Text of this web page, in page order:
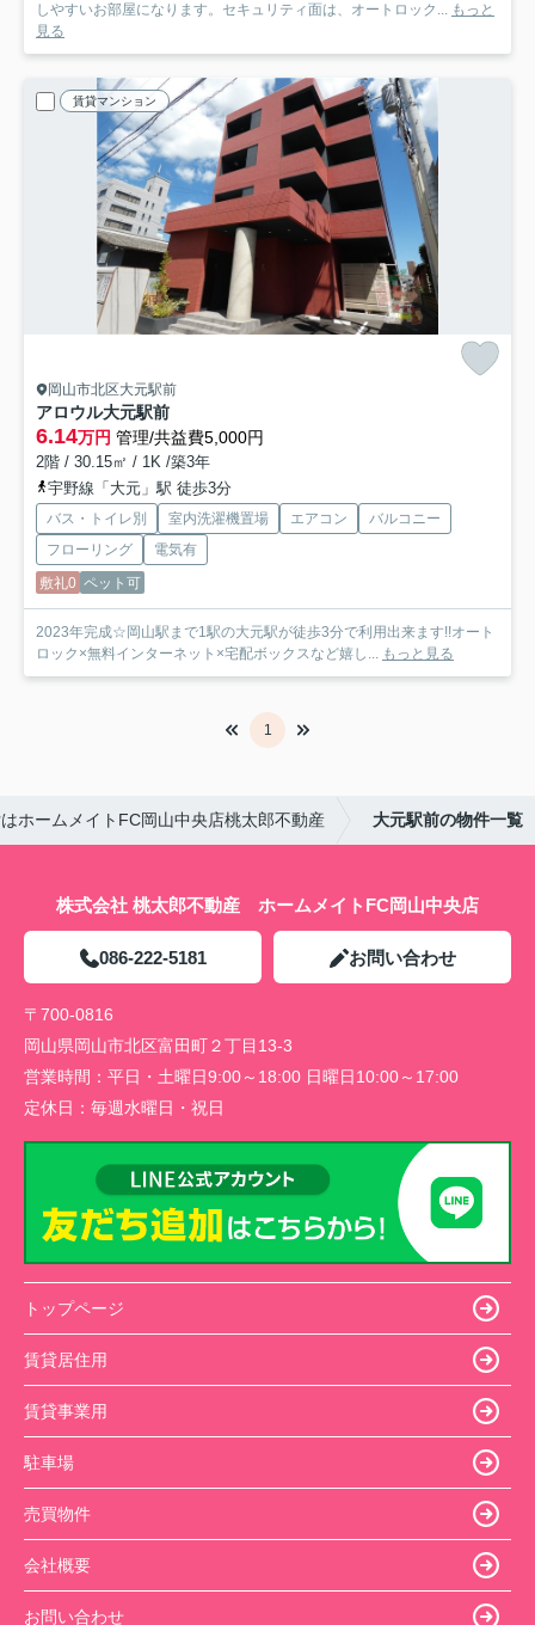
しやすいお部屋になります。セキュリティ面は、オートロック... もっと
見る
賃貸マンション
岡山市北区大元駅前
アロウル大元駅前
6.14万円 管理/共益費5,000円
2階 / 30.15㎡ / 1K /築3年
宇野線「大元」駅 徒歩3分
バス・トイレ別 室内洗濯機置場 エアコン
バルコニー
フローリング
電気有
敷礼0 ペット可
2023年完成☆岡山駅まで1駅の大元駅が徒歩3分で利用出来ます!!オート
ロック×無料インターネット×宅配ボックスなど嬉し... もっと見る
1
ホームメイトFC岡山中央店桃太郎不動産 大元駅前の物件一覧
株式会社 桃太郎不動産 ホームメイトFC岡山中央店
086-222-5181 お問い合わせ
〒700-0816
岡山県岡山市北区富田町２丁目13-3
営業時間： 平日・土曜日9:00～18:00 日曜日10:00～17:00
定休日： 毎週水曜日・祝日
トップページ
賃貸居住用
賃貸事業用
駐車場
売買物件
会社概要
お問い合わせ